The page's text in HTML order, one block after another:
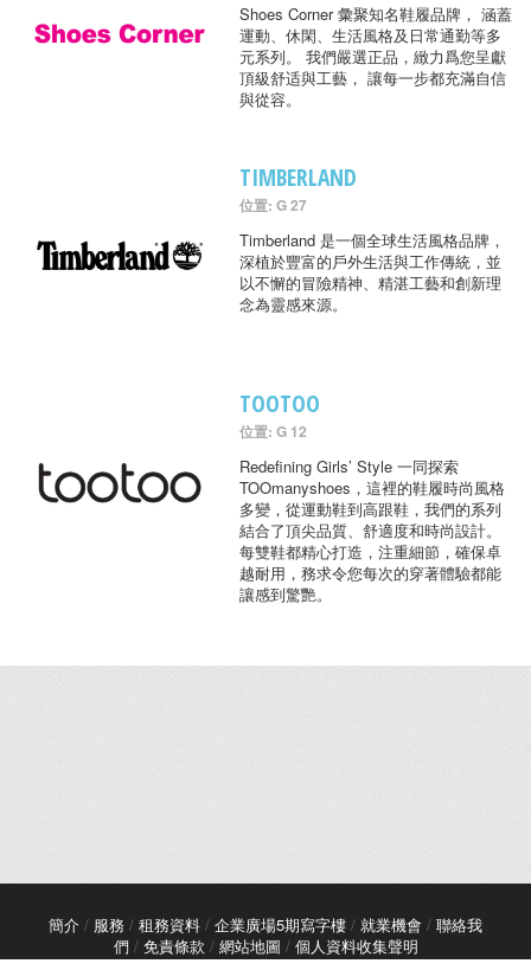
Shoes Corner 彙聚知名鞋履品牌， 涵蓋
運動、休閑、生活風格及日常通勤等多
元系列。 我們嚴選正品，緻力爲您呈獻
頂級舒适與工藝， 讓每一步都充滿自信
與從容。
TIMBERLAND
位置: G 27
Timberland 是一個全球生活風格品牌，
深植於豐富的戶外生活與工作傳統，並
以不懈的冒險精神、精湛工藝和創新理
念為靈感來源。
TOOTOO
位置: G 12
Redefining Girls’ Style 一同探索
TOOmanyshoes，這裡的鞋履時尚風格
多變，從運動鞋到高跟鞋，我們的系列
結合了頂尖品質、舒適度和時尚設計。
每雙鞋都精心打造，注重細節，確保卓
越耐用，務求令您每次的穿著體驗都能
讓感到驚艷。
簡介 / 服務 / 租務資料 / 企業廣場5期寫字樓 / 就業機會 / 聯絡我
們 / 免責條款 / 網站地圖 / 個人資料收集聲明